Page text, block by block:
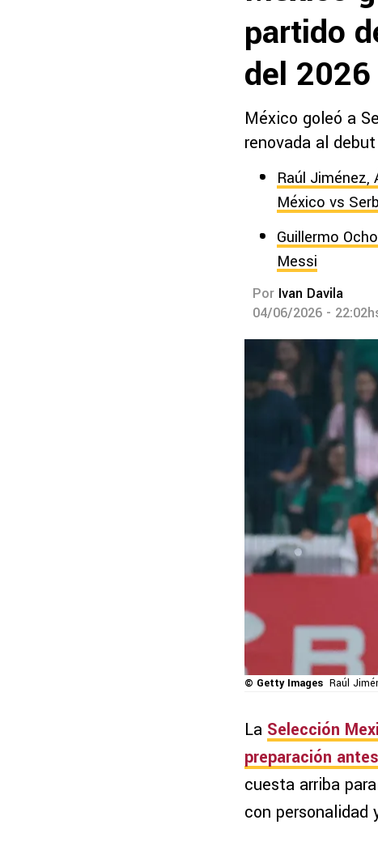
partido
del 2026
México goleó a
renovada al
Raúl
México vs
Guillermo
Messi
Por Ivan Davila
04/06/2026 -
© Getty Images Raúl
La Selección
preparación
cuesta arriba
con personalidad